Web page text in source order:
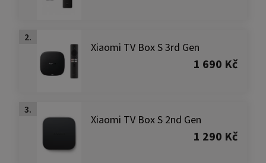
2.
Xiaomi TV Box S 3rd Gen
1 690 Kč
3.
Xiaomi TV Box S 2nd Gen
1 290 Kč